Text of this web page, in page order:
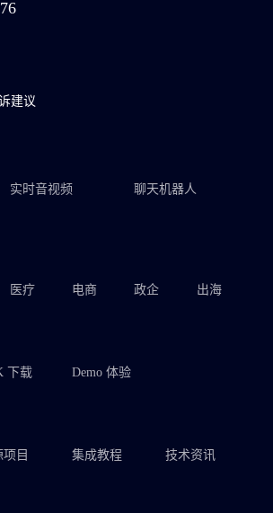
建议
实时音视频
聊天机器人
医疗 电商 政企 出海
下载 Demo 体验
目 集成教程 技术资讯